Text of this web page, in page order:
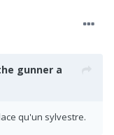
gunner a
qu'un sylvestre.